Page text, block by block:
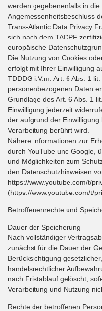
werden gegebenenfalls in die
Angemessenheitsbeschluss
Trans-Atlantic Data Privacy
sich nach dem TADPF
europäische
Die Nutzung von Cookies
erfolgt mit Ihrer Einwilligung
TDDDG i.V.m. Art. 6 Abs. 1
personenbezogenen Daten
Grundlage des Art. 6 Abs. 1
Einwilligung jederzeit
der aufgrund der
Verarbeitung berührt wird.
Nähere Informationen zur
durch YouTube und Google,
und Möglichkeiten zum
den Datenschutzhinweisen
https://www.youtube.com/t/
(https://www.youtube.com/t/
Betroffenenrechte und
Dauer der Speicherung
Nach vollständiger
zunächst für die Dauer der
Berücksichtigung
handelsrechtlicher
nach Fristablauf gelöscht,
Verarbeitung und Nutzung
Rechte der betroffenen